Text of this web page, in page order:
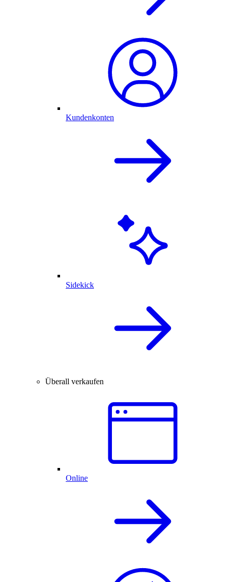
Kundenkonten
Sidekick
Überall verkaufen
Online